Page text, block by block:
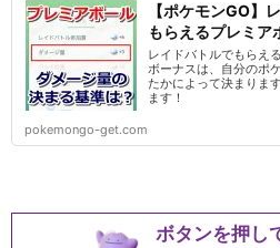
【ポケモンGO】
もらえるプレミア
レイドバトルでもらえ
ボーナスは、自分のポ
たかによって決まりま
ます！
pokemongo-get.com
ボタンを押し